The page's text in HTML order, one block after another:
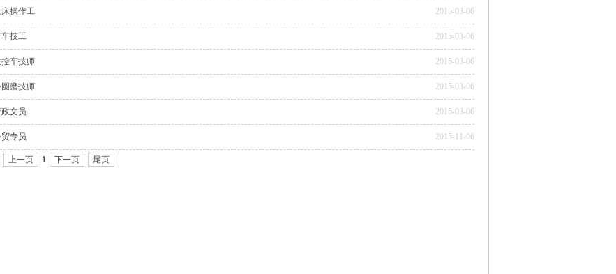
操作工 2015-03-06
技工 2015-03-06
车技师 2015-03-06
磨技师 2015-03-06
文员 2015-03-06
专员 2015-11-06
上一页 1 下一页 尾页